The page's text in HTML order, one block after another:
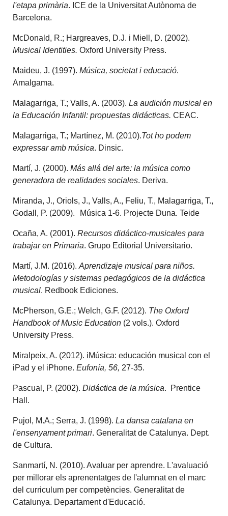
l'etapa primària. ICE de la Universitat Autònoma de
Barcelona.
McDonald, R.; Hargreaves, D.J. i Miell, D. (2002).
Musical Identities.Oxford University Press.
Maideu, J. (1997).Música, societat i educació.
Amalgama.
Malagarriga, T.; Valls, A. (2003).La audición musical en
la Educación Infantil: propuestas didácticas.CEAC.
Malagarriga, T.; Martínez, M. (2010).Tot ho podem
expressar amb música. Dinsic.
Martí, J. (2000).Más allá del arte: la música como
generadora de realidades sociales. Deriva.
Miranda, J., Oriols, J., Valls, A., Feliu, T., Malagarriga, T.,
Godall, P. (2009). Música 1-6. Projecte Duna. Teide
Ocaña, A. (2001).Recursos didáctico-musicales para
trabajar en Primaria. Grupo Editorial Universitario.
Martí, J.M. (2016).Aprendizaje musical para niños.
Metodologías y sistemas pedagógicos de la didáctica
musical. Redbook Ediciones.
McPherson, G.E.; Welch, G.F. (2012). The Oxford
Handbook of Music Education (2 vols.). Oxford
University Press.
Miralpeix, A. (2012). iMúsica: educación musical con el
iPad y el iPhone.Eufonía, 56, 27-35.
Pascual, P. (2002).Didáctica de la música. Prentice
Hall.
Pujol, M.A.; Serra, J. (1998).La dansa catalana en
l'ensenyament primari. Generalitat de Catalunya. Dept.
de Cultura.
Sanmartí, N. (2010). Avaluar per aprendre. L'avaluació
per millorar els aprenentatges de l'alumnat en el marc
del curriculum per competències. Generalitat de
Catalunya. Departament d'Educació.